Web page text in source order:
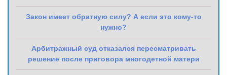
Закон имеет обратную силу? А если это кому-то
нужно?
Арбитражный суд отказался пересматривать
решение после приговора многодетной матери